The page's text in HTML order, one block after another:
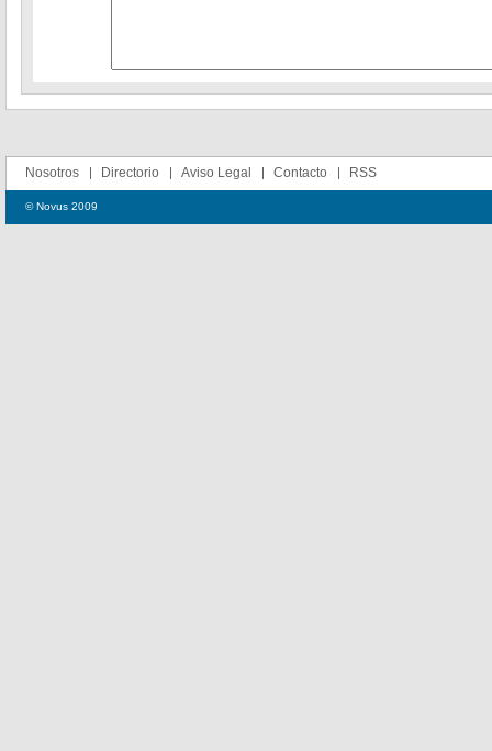
Nosotros Directorio Aviso Legal Contacto RSS
© Novus 2009